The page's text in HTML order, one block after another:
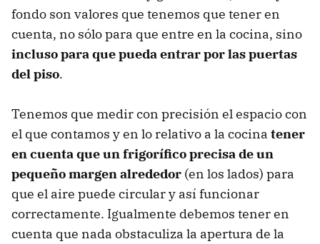
fondo son valores que tenemos que tener en
cuenta, no sólo para que entre en la cocina, sino
incluso para que pueda entrar por las puertas
del piso.
Tenemos que medir con precisión el espacio con
el que contamos y en lo relativo a la cocina tener
en cuenta que un frigorífico precisa de un
pequeño margen alrededor (en los lados) para
que el aire puede circular y así funcionar
correctamente. Igualmente debemos tener en
cuenta que nada obstaculiza la apertura de la